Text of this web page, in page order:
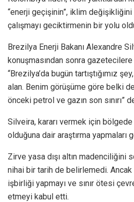
“enerji geçişinin”, iklim
çalışmayı geciktirmenin bir yolu
Brezilya Enerji Bakanı Alexandre
konuşmasından sonra gazetecilere
“Brezilya’da bugün tartıştığımız
alan. Benim görüşüme göre belki
önceki petrol ve gazın son sınırı”
Silveira, kararı vermek için
olduğuna dair araştırma yapmaları
Zirve yasa dışı altın madenciliğini
nihai bir tarih de belirlemedi.
işbirliği yapmayı ve sınır ötesi
etmeyi kabul etti.